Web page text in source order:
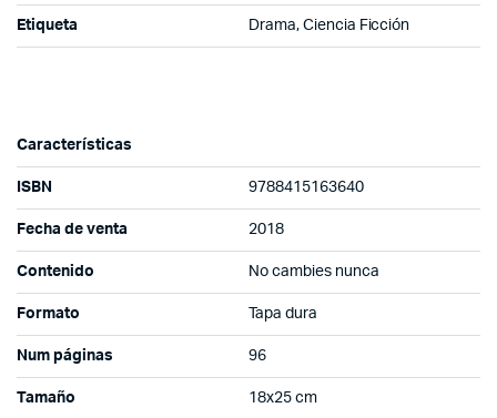
Etiqueta Drama, Ciencia Ficción
Características
ISBN 9788415163640
Fecha de venta 2018
Contenido No cambies nunca
Formato Tapa dura
Num páginas 96
Tamaño 18x25 cm